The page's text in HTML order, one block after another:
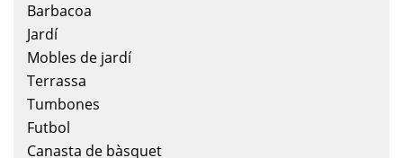
Barbacoa
Jardí
Mobles de jardí
Terrassa
Tumbones
Futbol
Canasta de bàsquet